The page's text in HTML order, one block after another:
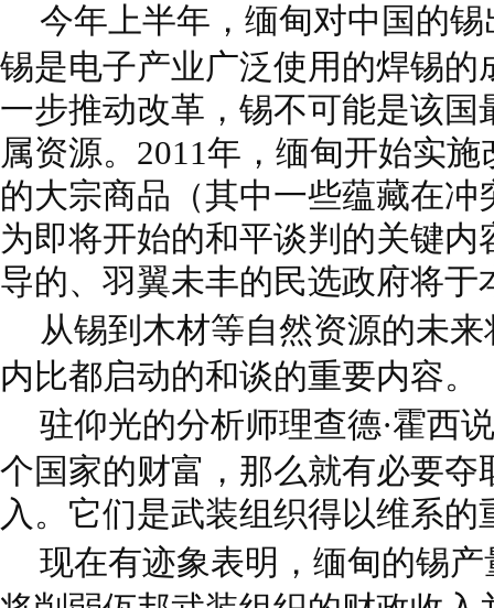
今年上半年，缅甸对中国的
锡是电子产业广泛使用的焊锡的
一步推动改革，锡不可能是该
属资源。2011年，缅甸开始实
的大宗商品（其中一些蕴藏在
为即将开始的和平谈判的关键
导的、羽翼未丰的民选政府将于
从锡到木材等自然资源的未
内比都启动的和谈的重要内容。
驻仰光的分析师理查德·霍西
个国家的财富，那么就有必要夺
入。它们是武装组织得以维系的
现在有迹象表明，缅甸的锡